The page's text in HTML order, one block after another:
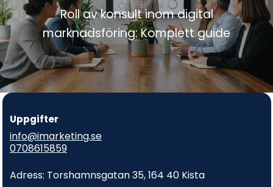
Roll av konsult inom digital
marknadsföring: Komplett guide
Uppgifter
info@imarketing.se
0708615859
Adress: Torshamnsgatan 35, 164 40 Kista